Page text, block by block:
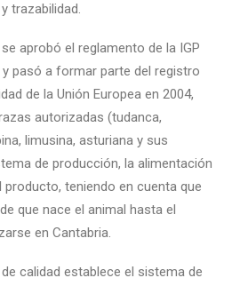
trazabilidad.
aprobó el reglamento de la IGP
y pasó a formar parte del registro
de la Unión Europea en 2004,
autorizadas (tudanca,
limusina, asturiana y sus
de producción, la alimentación
producto, teniendo en cuenta que
que nace el animal hasta el
en Cantabria.
calidad establece el sistema de